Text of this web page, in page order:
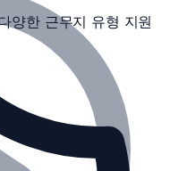
양한 근무지 유형 지원